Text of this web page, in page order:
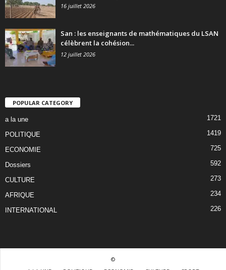
16 juillet 2026
San : les enseignants de mathématiques du LSAN
célèbrent la cohésion...
12 juillet 2026
POPULAR CATEGORY
a la une 1721
POLITIQUE 1419
ECONOMIE 725
Dossiers 592
CULTURE 273
AFRIQUE 234
INTERNATIONAL 226
©